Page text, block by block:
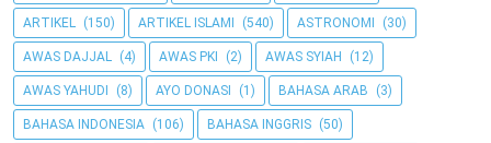
ARTIKEL (150) ARTIKEL ISLAMI (540) ASTRONOMI (30)
AWAS DAJJAL (4) AWAS PKI (2) AWAS SYIAH (12)
AWAS YAHUDI (8) AYO DONASI (1) BAHASA ARAB (3)
BAHASA INDONESIA (106) BAHASA INGGRIS (50)